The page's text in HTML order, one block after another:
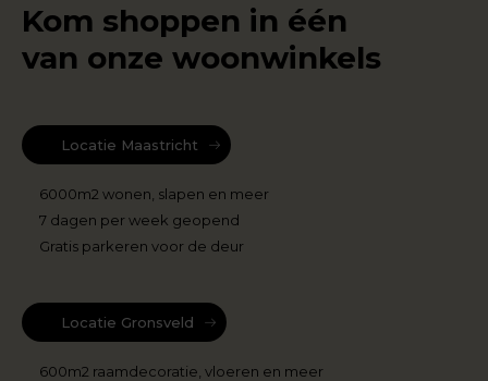
Kom shoppen in één
van onze woonwinkels
Locatie Maastricht
6000m2 wonen, slapen en meer
7 dagen per week geopend
Gratis parkeren voor de deur
Locatie Gronsveld
600m2 raamdecoratie, vloeren en meer